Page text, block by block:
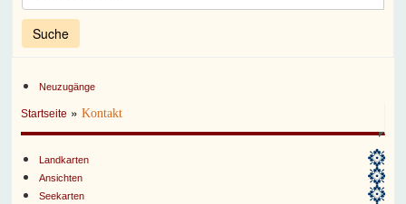
Neuzugänge
Startseite »Kontakt
Landkarten
Ansichten
Seekarten